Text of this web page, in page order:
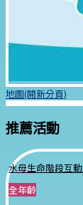
地圖(開新分頁)
推薦活動
水母生命階段互
全年齡